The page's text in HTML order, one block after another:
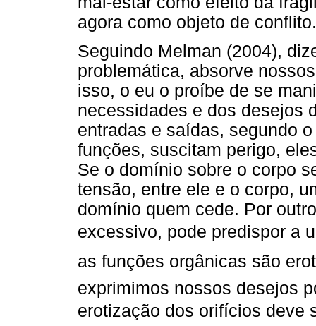
agora como objeto de conflito.
Seguindo Melman (2004),
problemática, absorve
isso, o eu o proíbe de se
necessidades e dos desejos
entradas e saídas, segundo
funções, suscitam perigo,
Se o domínio sobre o corpo
tensão, entre ele e o corpo,
domínio quem cede. Por
excessivo, pode predispor a
as funções orgânicas são
exprimimos nossos desejos
erotização dos orifícios deve